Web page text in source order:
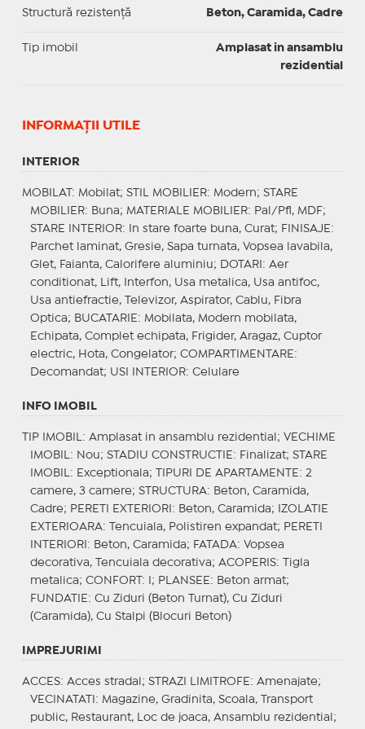
Structură rezistență Beton, Caramida, Cadre
Tip imobil
Amplasat in ansamblu
rezidential
INFORMAŢII UTILE
INTERIOR
MOBILAT : Mobilat; STIL MOBILIER: Modern; STARE
MOBILIER: Buna; MATERIALE MOBILIER: Pal/Pfl, MDF;
STARE INTERIOR: In stare foarte buna, Curat; FINISAJE :
Parchet laminat, Gresie, Sapa turnata, Vopsea lavabila,
Glet, Faianta, Calorifere aluminiu;
DOTARI : Aer
conditionat, Lift, Interfon, Usa metalica, Usa antifoc,
Usa antiefractie, Televizor, Aspirator, Cablu, Fibra
Optica; BUCATARIE : Mobilata, Modern mobilata,
Echipata, Complet echipata, Frigider, Aragaz, Cuptor
electric, Hota, Congelator; COMPARTIMENTARE :
Decomandat; USI INTERIOR: Celulare
INFO IMOBIL
TIP IMOBIL : Amplasat in ansamblu rezidential; VECHIME
IMOBIL : Nou; STADIU CONSTRUCTIE : Finalizat; STARE
IMOBIL : Exceptionala; TIPURI DE APARTAMENTE : 2
camere, 3 camere; STRUCTURA: Beton, Caramida,
Cadre; PERETI EXTERIORI : Beton, Caramida;
IZOLATIE
EXTERIOARA: Tencuiala, Polistiren expandat; PERETI
INTERIORI : Beton, Caramida; FATADA: Vopsea
decorativa, Tencuiala decorativa; ACOPERIS: Tigla
metalica; CONFORT : I; PLANSEE : Beton armat;
FUNDATIE : Cu Ziduri (Beton Turnat), Cu Ziduri
(Caramida), Cu Stalpi (Blocuri Beton)
IMPREJURIMI
ACCES: Acces stradal; STRAZI LIMITROFE : Amenajate;
VECINATATI : Magazine, Gradinita, Scoala, Transport
public, Restaurant, Loc de joaca, Ansamblu rezidential;